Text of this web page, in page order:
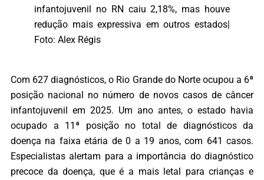
infantojuvenil no RN caiu 2,18%, mas houve
redução mais expressiva em outros estados|
Foto: Alex Régis
Com 627 diagnósticos, o Rio Grande do Norte ocupou a 6ª
posição nacional no número de novos casos de câncer
infantojuvenil em 2025. Um ano antes, o estado havia
ocupado a 11ª posição no total de diagnósticos da
doença na faixa etária de 0 a 19 anos, com 641 casos.
Especialistas alertam para a importância do diagnóstico
precoce da doença, que é a mais letal para crianças e